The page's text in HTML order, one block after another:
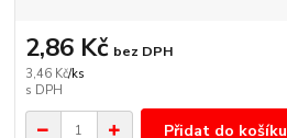
3,46 Kč/ks
2,86 Kč bez DPH
Přidat do košíku